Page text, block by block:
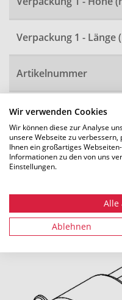
Wir verwenden Cookies
Wir können diese zur Analyse
unsere Webseite zu
Ihnen ein großartiges
Informationen zu den von uns
Einstellungen.
Alle
Ablehnen
Verpackung 1 - Länge
Artikelnummer
Alle Maße in mm.